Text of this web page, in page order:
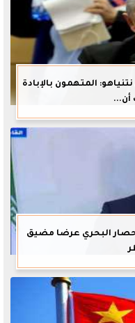
المتهمون بالإبادة
أن...
البحري عرضا مضيق